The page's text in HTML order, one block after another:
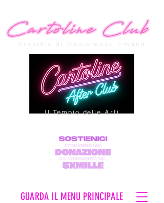
Presidio di Resistenza Umana
Il Tempio delle Arti
GUARDA IL MENU PRINCIPALE